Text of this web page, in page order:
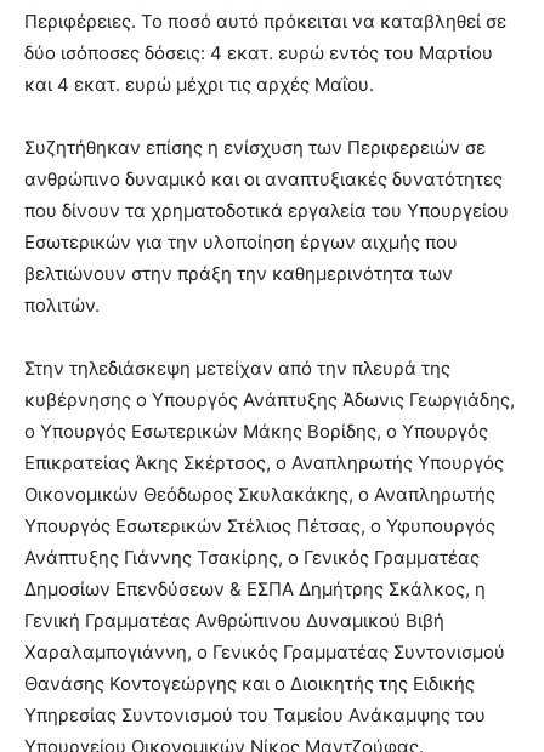
Περιφέρειες. Το ποσό αυτό πρόκειται να καταβληθεί σε
δύο ισόποσες δόσεις: 4 εκατ. ευρώ εντός του Μαρτίου
και 4 εκατ. ευρώ μέχρι τις αρχές Μαΐου.
Συζητήθηκαν επίσης η ενίσχυση των Περιφερειών σε
ανθρώπινο δυναμικό και οι αναπτυξιακές δυνατότητες
που δίνουν τα χρηματοδοτικά εργαλεία του Υπουργείου
Εσωτερικών για την υλοποίηση έργων αιχμής που
βελτιώνουν στην πράξη την καθημερινότητα των
πολιτών.
Στην τηλεδιάσκεψη μετείχαν από την πλευρά της
κυβέρνησης ο Υπουργός Ανάπτυξης Άδωνις Γεωργιάδης,
ο Υπουργός Εσωτερικών Μάκης Βορίδης, ο Υπουργός
Επικρατείας Άκης Σκέρτσος, ο Αναπληρωτής Υπουργός
Οικονομικών Θεόδωρος Σκυλακάκης, ο Αναπληρωτής
Υπουργός Εσωτερικών Στέλιος Πέτσας, ο Υφυπουργός
Ανάπτυξης Γιάννης Τσακίρης, ο Γενικός Γραμματέας
Δημοσίων Επενδύσεων & ΕΣΠΑ Δημήτρης Σκάλκος, η
Γενική Γραμματέας Ανθρώπινου Δυναμικού Βιβή
Χαραλαμπογιάννη, ο Γενικός Γραμματέας Συντονισμού
Θανάσης Κοντογεώργης και ο Διοικητής της Ειδικής
Υπηρεσίας Συντονισμού του Ταμείου Ανάκαμψης του
Υπουργείου Οικονομικών Νίκος Μαντζούφας.